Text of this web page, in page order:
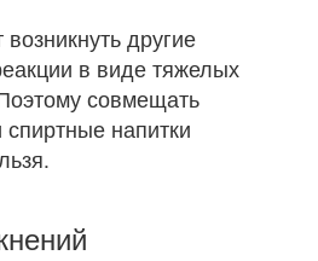
другие
в виде тяжелых
совмещать
напитки